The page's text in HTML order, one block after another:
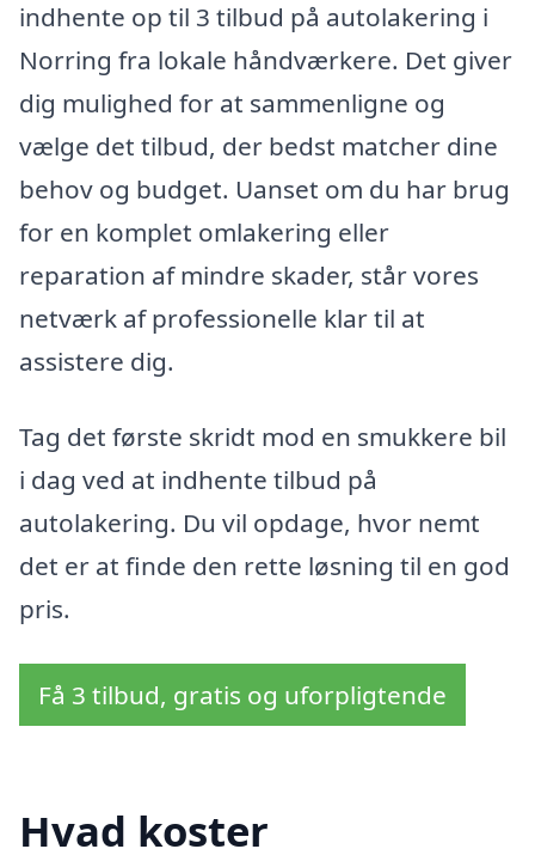
indhente op til 3 tilbud på autolakering i
Norring fra lokale håndværkere. Det giver
dig mulighed for at sammenligne og
vælge det tilbud, der bedst matcher dine
behov og budget. Uanset om du har brug
for en komplet omlakering eller
reparation af mindre skader, står vores
netværk af professionelle klar til at
assistere dig.
Tag det første skridt mod en smukkere bil
i dag ved at indhente tilbud på
autolakering. Du vil opdage, hvor nemt
det er at finde den rette løsning til en god
pris.
Få 3 tilbud, gratis og uforpligtende
Hvad koster